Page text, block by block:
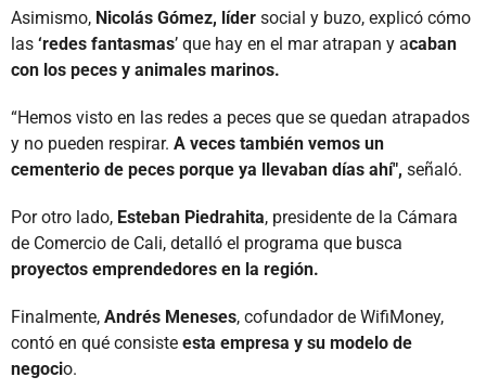
Asimismo, Nicolás Gómez, líder social y buzo, explicó cómo
las ‘redes fantasmas’ que hay en el mar atrapan y acaban
con los peces y animales marinos.
“Hemos visto en las redes a peces que se quedan atrapados
y no pueden respirar. A veces también vemos un
cementerio de peces porque ya llevaban días ahí", señaló.
Por otro lado, Esteban Piedrahita, presidente de la Cámara
de Comercio de Cali, detalló el programa que busca
proyectos emprendedores en la región.
Finalmente, Andrés Meneses, cofundador de WifiMoney,
contó en qué consiste esta empresa y su modelo de
negocio.